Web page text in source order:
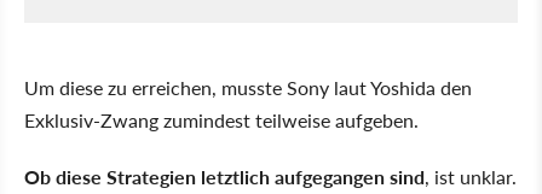
Um diese zu erreichen, musste Sony laut Yoshida den
Exklusiv-Zwang zumindest teilweise aufgeben.
Ob diese Strategien letztlich aufgegangen sind, ist unklar.